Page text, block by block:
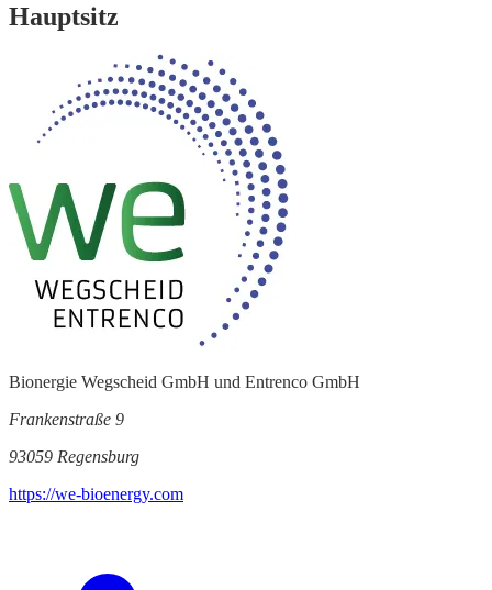
Hauptsitz
Bionergie Wegscheid GmbH und Entrenco GmbH
Frankenstraße 9
93059 Regensburg
https://we-bioenergy.com